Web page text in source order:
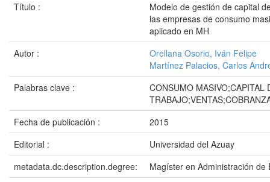
Título :
Modelo de gestión de capital
las empresas de consumo
aplicado en MH
Autor :
Orellana Osorio, Iván Felipe
Martínez Palacios, Carlos
Palabras clave :
CONSUMO MASIVO;CAPITAL
Fecha de publicación :
2015
Editorial :
Universidad del Azuay
metadata.dc.description.degree:
Magíster en Administración de